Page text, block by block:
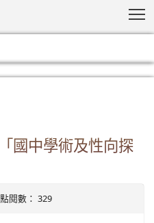
國中學術及性向探
閱數： 329